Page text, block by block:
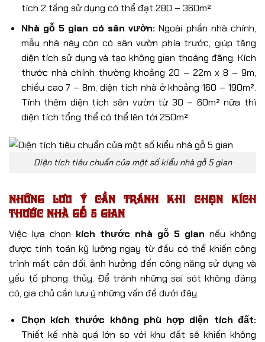
tích 2 tầng sử dụng có thể đạt 280 – 360m².
Nhà gỗ 5 gian có sân vườn: Ngoài phần nhà chính,
mẫu nhà này còn có sân vườn phía trước, giúp tăng
diện tích sử dụng và tạo không gian thoáng đãng. Kích
thước nhà chính thường khoảng 20 – 22m x 8 – 9m,
chiều cao 7 – 8m, diện tích nhà ở khoảng 160 – 190m².
Tính thêm diện tích sân vườn từ 30 – 60m² nữa thì
diện tích tổng thể có thể lên tới 250m².
Diện tích tiêu chuẩn của một số kiểu nhà gỗ 5 gian
Những lưu ý cần tránh khi chọn kích
thước nhà gỗ 5 gian
Việc lựa chọn kích thước nhà gỗ 5 gian nếu không
được tính toán kỹ lưỡng ngay từ đầu có thể khiến công
trình mất cân đối, ảnh hưởng đến công năng sử dụng và
yếu tố phong thủy. Để tránh những sai sót không đáng
có, gia chủ cần lưu ý những vấn đề dưới đây.
Chọn kích thước không phù hợp diện tích đất:
Thiết kế nhà quá lớn so với khu đất sẽ khiến không